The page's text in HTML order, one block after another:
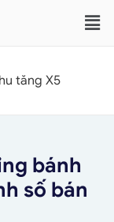
tăng X5
bánh
số bán